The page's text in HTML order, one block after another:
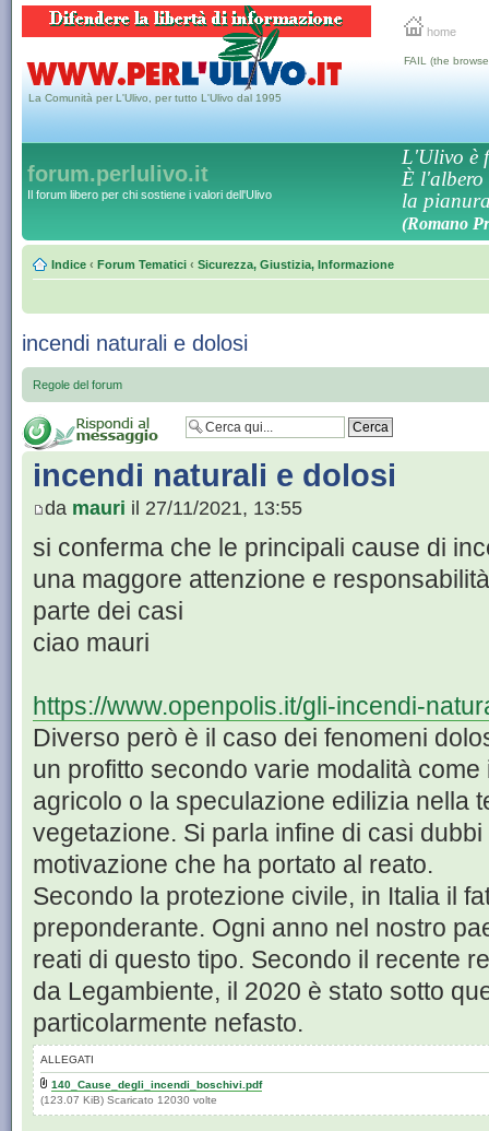
home
La Comunità per L'Ulivo, per tutto L'Ulivo dal 1995
FAIL (the
forum.perlulivo.it
Il forum libero per chi sostiene i valori dell'Ulivo
L'Ulivo è
È l'albero
la
(Romano
Indice ‹ Forum Tematici ‹ Sicurezza, Giustizia, Informazione
incendi naturali e dolosi
Regole del forum
incendi naturali e dolosi
da mauri il 27/11/2021, 13:55
si conferma che le principali cause di
una maggore attenzione e
parte dei casi
ciao mauri
https://www.openpolis.it/gli-incendi-
Diverso però è il caso dei fenomeni
un profitto secondo varie modalità
agricolo o la speculazione edilizia nella
vegetazione. Si parla infine di casi
motivazione che ha portato al reato.
Secondo la protezione civile, in Italia il
preponderante. Ogni anno nel nostro
reati di questo tipo. Secondo il recente
da Legambiente, il 2020 è stato sotto
particolarmente nefasto.
ALLEGATI
140_Cause_degli_incendi_boschivi.pdf
(123.07 KiB) Scaricato 12030 volte